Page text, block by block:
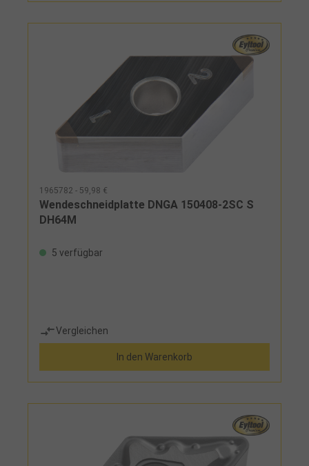
1965782 - 59,98 €
Wendeschneidplatte DNGA 150408-2SC S
DH64M
5 verfügbar
Vergleichen
In den Warenkorb